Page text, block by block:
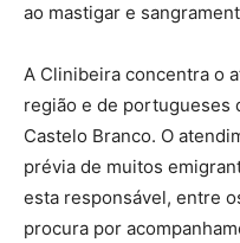
ao mastigar e
A Clinibeira concentra o
região e de portugueses
Castelo Branco. O
prévia de muitos
esta responsável, entre
procura por